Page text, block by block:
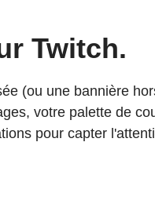
Twitch.
(ou une bannière
votre palette de
pour capter